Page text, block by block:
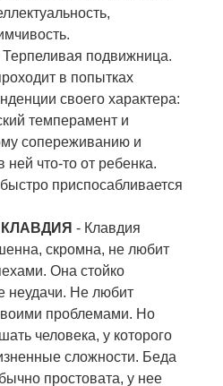
Терпеливая подвижница.
в попытках
своего характера:
темперамент и
сопереживанию и
ней что-то от ребенка.
приспосабливается
- Клавдия
скромна, не любит
Она стойко
неудачи. Не любит
проблемами. Но
человека, у которого
сложности. Беда
простовата, у нее